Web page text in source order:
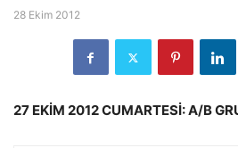
28 Ekim 2012
27 EKİM 2012 CUMARTESİ: A/B